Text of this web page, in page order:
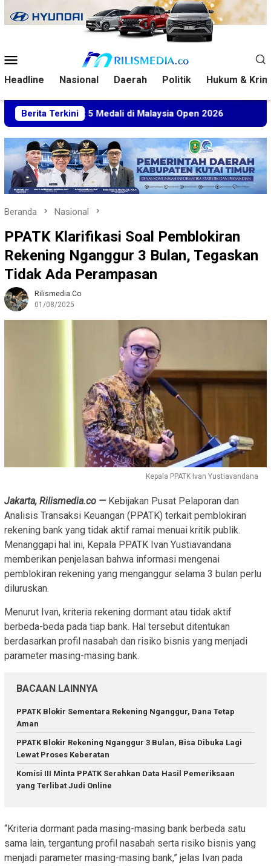
ke
Mobile
Headline Nasional Daerah Politik Hukum &
Berita Terkini
5 Medali di Malaysia Open 2026 Kuasa Hukum
Beranda Nasional
PPATK Klarifikasi Soal Pemblokiran
Rekening Nganggur 3 Bulan, Tegaskan
Tidak Ada Perampasan
Rilismedia.co
01/08/2025
Kepala PPATK Ivan Yustiavandana
Jakarta, Rilismedia.co —Kebijakan Pusat Pelaporan dan
Analisis Transaksi Keuangan (PPATK) terkait pemblokiran
rekening bank yang tidak aktif ramai menuai kritik publik.
Menanggapi hal ini, Kepala PPATK Ivan Yustiavandana
memberikan penjelasan bahwa informasi mengenai
pemblokiran rekening yang menganggur selama 3 bulan perlu
diluruskan.
Menurut Ivan, kriteria rekening dormant atau tidak aktif
berbeda-beda pada tiap bank. Hal tersebut ditentukan
berdasarkan profil nasabah dan risiko bisnis yang menjadi
parameter masing-masing bank.
BACAAN LAINNYA
PPATK Blokir Sementara Rekening Nganggur, Dana Tetap
Aman
PPATK Blokir Rekening Nganggur 3 Bulan, Bisa Dibuka Lagi
Lewat Proses Keberatan
Komisi III Minta PPATK Serahkan Data Hasil Pemeriksaan
yang Terlibat Judi Online
“Kriteria dormant pada masing-masing bank berbeda satu
sama lain, tergantung profil nasabah serta risiko bisnis yang
menjadi parameter masing-masing bank,” jelas Ivan pada